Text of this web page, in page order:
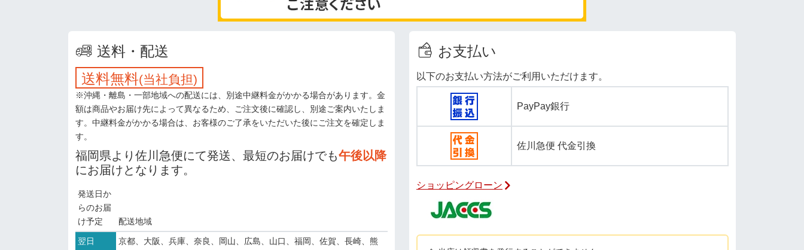
送料・配送
送料無料(当社負担)
※沖縄・離島・一部地域への配送には、別途中継料金がかかる場合があります。金
額は商品やお届け先によって異なるため、ご注文後に確認し、別途ご案内いたしま
す。中継料金がかかる場合は、お客様のご了承をいただいた後にご注文を確定しま
す。
発送日か
らのお届
け予定
配送地域
翌日
京都、大阪、兵庫、奈良、岡山、広島、山口、福岡、佐賀、長崎、熊
福岡県より佐川急便にて発送、最短のお届けでも午後以降
にお届けとなります。
お支払い
以下のお支払い方法がご利用いただけます。
PayPay銀行
佐川急便 代金引換
ショッピングローン